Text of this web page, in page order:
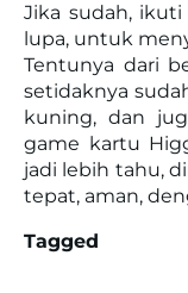
Jika sudah,
lupa, untuk
Tentunya dari
setidaknya
kuning, dan
game kartu
jadi lebih tahu,
tepat, aman,
Tagged